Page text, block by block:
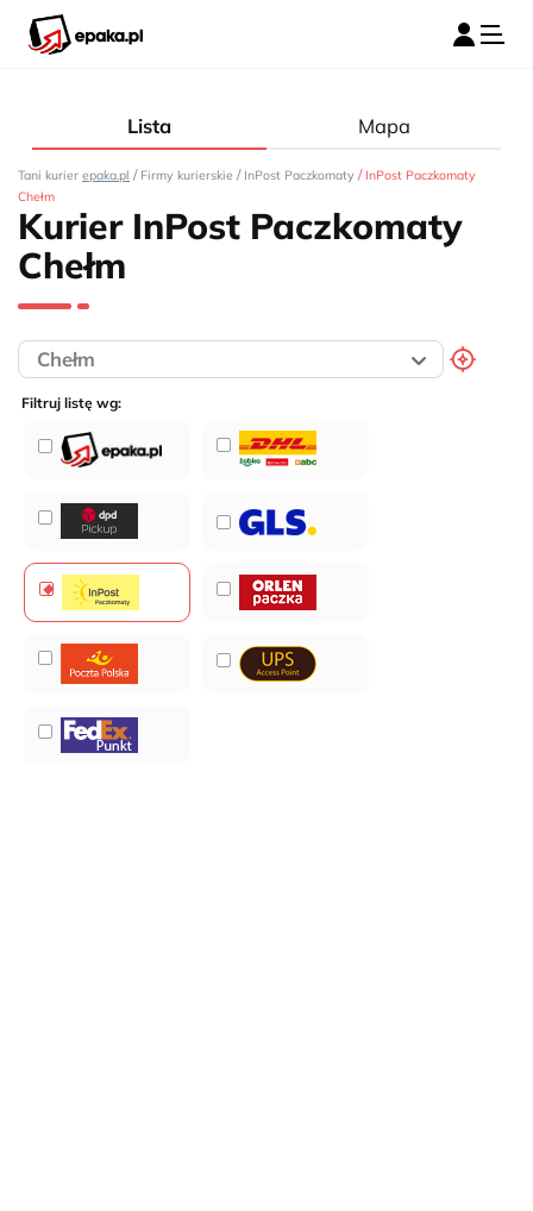
Lista Mapa
Tani kurier epaka.pl / Firmy kurierskie / InPost Paczkomaty / InPost Paczkomaty
Chełm
Kurier InPost Paczkomaty
Chełm
Filtruj listę wg: